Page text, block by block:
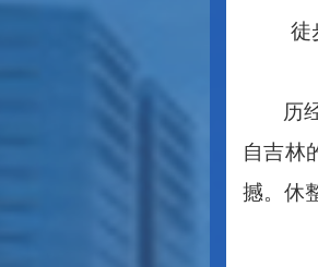
徒
历
自吉林
撼。休